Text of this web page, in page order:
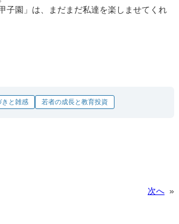
子園」は、まだまだ私達を楽しませてくれ
きと雑感 若者の成長と教育投資
次へ »